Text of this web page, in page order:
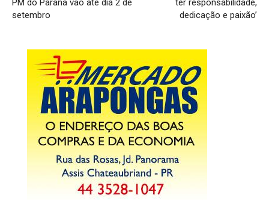
PM do Paraná vão até dia 2 de
setembro
ter responsabilidade,
dedicação e paixão’